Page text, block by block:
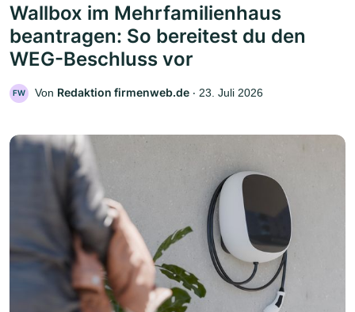
Wallbox im Mehrfamilienhaus
beantragen: So bereitest du den
WEG-Beschluss vor
FW Von Redaktion firmenweb.de ‧ 23. Juli 2026